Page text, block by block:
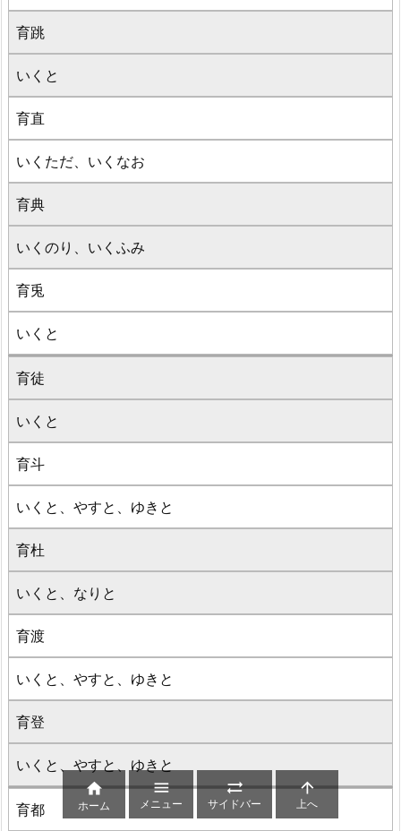
育跳
いくと
育直
いくただ、いくなお
育典
いくのり、いくふみ
育兎
いくと
育徒
いくと
育斗
いくと、やすと、ゆきと
育杜
いくと、なりと
育渡
いくと、やすと、ゆきと
育登
いくと、やすと、ゆきと
育都

ホーム

メニュー

サイドバー

上へ